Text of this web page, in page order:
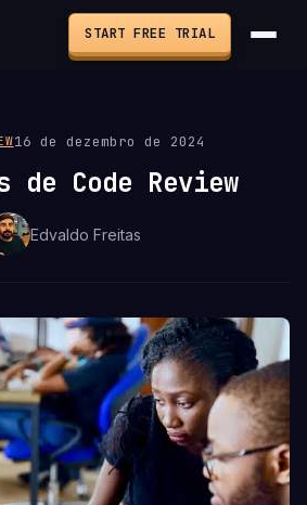
START FREE TRIAL
16 de dezembro de 2024
de Code Review
Edvaldo Freitas